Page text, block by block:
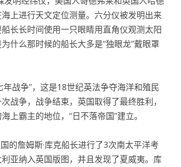
上进行天文定位测量。六分仪被发明出来
长长时间使用一只眼睛用直角仪观测太阳
什么那时候的船长大多是“独眼龙”戴眼罩
年战争”，这是18世纪英法争夺海洋和殖民
战争，战争结束，英国取得了最终胜利，
上霸主的地位，“日不落帝国”建立。
的詹姆斯·库克船长进行了3次南太平洋考
亚纳入英国版图，并且发现了夏威夷。库